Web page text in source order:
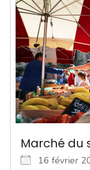
Marché du
16 février